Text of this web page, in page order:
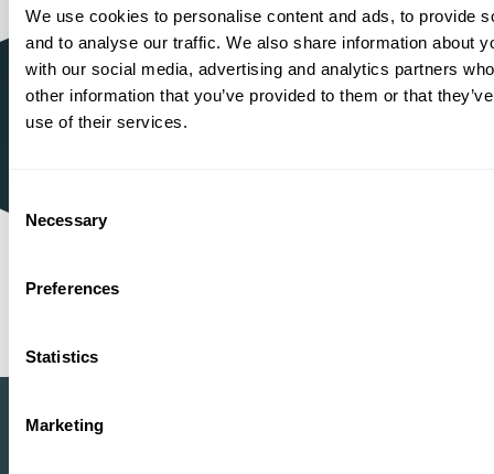
We use cookies to personalise content and ads, to provide
and to analyse our traffic. We also share information about
with our social media, advertising and analytics partners
other information that you’ve provided to them or that
use of their services.
Selection
Necessary
Preferences
Statistics
Marketing
Proefrit
Bekijken
Sinds1934
One-Stop-
1